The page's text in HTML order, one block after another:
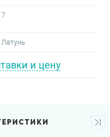
7
Латунь
и цену